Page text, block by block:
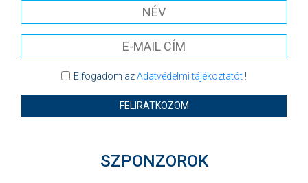
Elfogadom azAdatvédelmi tájékoztatót!
FELIRATKOZOM
SZPONZOROK